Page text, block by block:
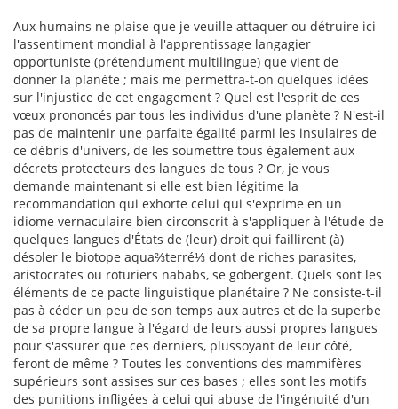
Aux humains ne plaise que je veuille attaquer ou détruire ici
l'assentiment mondial à l'apprentissage langagier
opportuniste (prétendument multilingue) que vient de
donner la planète ; mais me permettra-t-on quelques idées
sur l'injustice de cet engagement ? Quel est l'esprit de ces
vœux prononcés par tous les individus d'une planète ? N'est-il
pas de maintenir une parfaite égalité parmi les insulaires de
ce débris d'univers, de les soumettre tous également aux
décrets protecteurs des langues de tous ? Or, je vous
demande maintenant si elle est bien légitime la
recommandation qui exhorte celui qui s'exprime en un
idiome vernaculaire bien circonscrit à s'appliquer à l'étude de
quelques langues d'États de (leur) droit qui faillirent (à)
désoler le biotope aqua⅔terré⅓ dont de riches parasites,
aristocrates ou roturiers nababs, se gobergent. Quels sont les
éléments de ce pacte linguistique planétaire ? Ne consiste-t-il
pas à céder un peu de son temps aux autres et de la superbe
de sa propre langue à l'égard de leurs aussi propres langues
pour s'assurer que ces derniers, plussoyant de leur côté,
feront de même ? Toutes les conventions des mammifères
supérieurs sont assises sur ces bases ; elles sont les motifs
des punitions infligées à celui qui abuse de l'ingénuité d'un